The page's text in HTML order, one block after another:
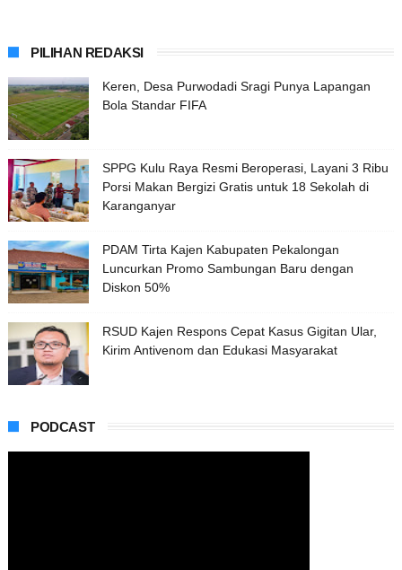
PILIHAN REDAKSI
Keren, Desa Purwodadi Sragi Punya Lapangan
Bola Standar FIFA
SPPG Kulu Raya Resmi Beroperasi, Layani 3 Ribu
Porsi Makan Bergizi Gratis untuk 18 Sekolah di
Karanganyar
PDAM Tirta Kajen Kabupaten Pekalongan
Luncurkan Promo Sambungan Baru dengan
Diskon 50%
RSUD Kajen Respons Cepat Kasus Gigitan Ular,
Kirim Antivenom dan Edukasi Masyarakat
PODCAST